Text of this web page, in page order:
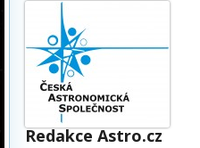
Redakce Astro.cz